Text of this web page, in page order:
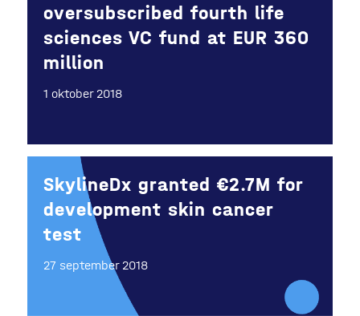
oversubscribed fourth life
sciences VC fund at EUR 360
million
1 oktober 2018
SkylineDx granted €2.7M for
development skin cancer
test
27 september 2018